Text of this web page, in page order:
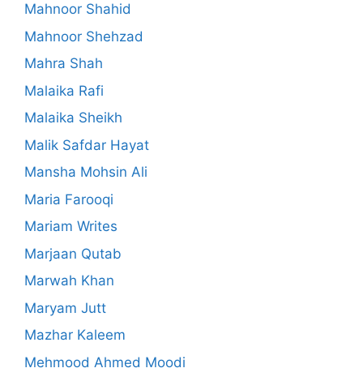
Mahnoor Shahid
Mahnoor Shehzad
Mahra Shah
Malaika Rafi
Malaika Sheikh
Malik Safdar Hayat
Mansha Mohsin Ali
Maria Farooqi
Mariam Writes
Marjaan Qutab
Marwah Khan
Maryam Jutt
Mazhar Kaleem
Mehmood Ahmed Moodi